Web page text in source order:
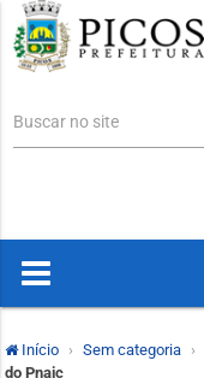
Buscar no site
Início Sem categoria
do Pnaic